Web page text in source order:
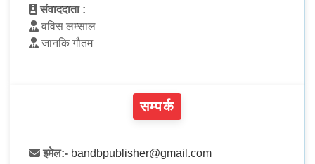
संवाददाता :
वविस लम्साल
जानकि गौतम
सम्पर्क
इमेल:- bandbpublisher@gmail.com